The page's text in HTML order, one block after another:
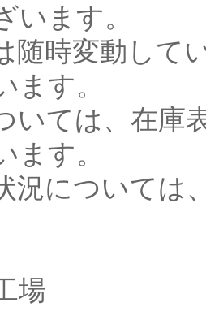
います。
随時変動して
ます。
いては、在庫
ます。
況については
場